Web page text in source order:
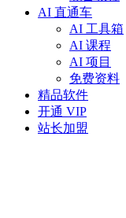
AI 直通车
AI 工具箱
AI 课程
AI 项目
免费资料
精品软件
开通 VIP
站长加盟